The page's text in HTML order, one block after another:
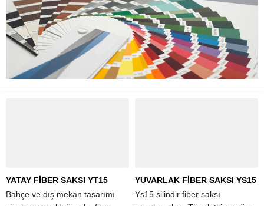
YATAY FİBER SAKSI YT15
Bahçe ve dış mekan tasarımı
YUVARLAK FİBER SAKSI YS15
Ys15 silindir fiber saksı